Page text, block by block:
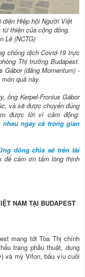
diện Hiệp hội Người Việt
thiện của cộng đồng.
Lê (NCTG)
chống dịch Covid-19 trực
Thị trưởng Budapest.
Gábor (đảng Momentum) -
quà này.
ông Kerpel-Fronius Gábor
và sẽ được chuyển đúng
được lời vì cảm động:
ngay cả trong gian
dòng chia sẻ trên tài
để cám ơn tấm lòng thịnh
NAM TẠI BUDAPEST
mang tới Tòa Thị chính
trang phẫu thuật, dung
và mỳ Vifon, bấu víu cuối